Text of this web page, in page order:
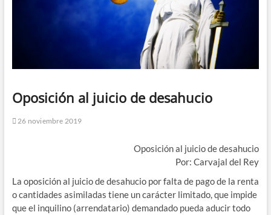
Oposición al juicio de desahucio
26 noviembre 2019
Opo­si­ción al jui­cio de desahu­cio
Por: Car­va­jal del Rey
La opo­si­ción al jui­cio de desahu­cio por fal­ta de pago de la ren­ta
o can­ti­da­des asi­mi­la­das tie­ne un carác­ter limi­ta­do, que impi­de
que el inqui­lino (arren­da­ta­rio) deman­da­do pue­da adu­cir todo